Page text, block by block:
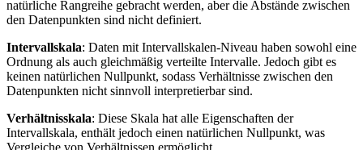
natürliche Rangreihe gebracht werden, aber die Abstände zwischen
den Datenpunkten sind nicht definiert.
Intervallskala: Daten mit Intervallskalen-Niveau haben sowohl eine
Ordnung als auch gleichmäßig verteilte Intervalle. Jedoch gibt es
keinen natürlichen Nullpunkt, sodass Verhältnisse zwischen den
Datenpunkten nicht sinnvoll interpretierbar sind.
Verhältnisskala: Diese Skala hat alle Eigenschaften der
Intervallskala, enthält jedoch einen natürlichen Nullpunkt, was